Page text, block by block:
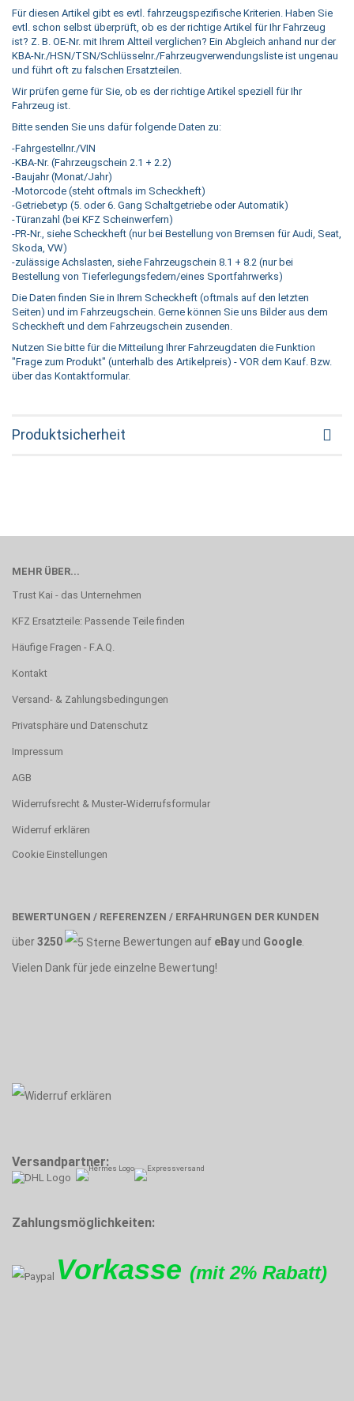
Für diesen Artikel gibt es evtl. fahrzeugspezifische Kriterien. Haben Sie
evtl. schon selbst überprüft, ob es der richtige Artikel für Ihr Fahrzeug
ist? Z. B. OE-Nr. mit Ihrem Altteil verglichen? Ein Abgleich anhand nur der
KBA-Nr./HSN/TSN/Schlüsselnr./Fahrzeugverwendungsliste ist ungenau
und führt oft zu falschen Ersatzteilen.
Wir prüfen gerne für Sie, ob es der richtige Artikel speziell für Ihr
Fahrzeug ist.
Bitte senden Sie uns dafür folgende Daten zu:
-Fahrgestellnr./VIN
-KBA-Nr. (Fahrzeugschein 2.1 + 2.2)
-Baujahr (Monat/Jahr)
-Motorcode (steht oftmals im Scheckheft)
-Getriebetyp (5. oder 6. Gang Schaltgetriebe oder Automatik)
-Türanzahl (bei KFZ Scheinwerfern)
-PR-Nr., siehe Scheckheft (nur bei Bestellung von Bremsen für Audi, Seat,
Skoda, VW)
-zulässige Achslasten, siehe Fahrzeugschein 8.1 + 8.2 (nur bei
Bestellung von Tieferlegungsfedern/eines Sportfahrwerks)
Die Daten finden Sie in Ihrem Scheckheft (oftmals auf den letzten
Seiten) und im Fahrzeugschein. Gerne können Sie uns Bilder aus dem
Scheckheft und dem Fahrzeugschein zusenden.
Nutzen Sie bitte für die Mitteilung Ihrer Fahrzeugdaten die Funktion
"Frage zum Produkt" (unterhalb des Artikelpreis) - VOR dem Kauf. Bzw.
über das Kontaktformular.
Produktsicherheit
MEHR ÜBER...
Trust Kai - das Unternehmen
KFZ Ersatzteile: Passende Teile finden
Häufige Fragen - F.A.Q.
Kontakt
Versand- & Zahlungsbedingungen
Privatsphäre und Datenschutz
Impressum
AGB
Widerrufsrecht & Muster-Widerrufsformular
Widerruf erklären
Cookie Einstellungen
BEWERTUNGEN / REFERENZEN / ERFAHRUNGEN DER KUNDEN
über3250 Bewertungen auf eBayund Google
Vielen Dank für jede einzelne Bewertung!
Versandpartner:
Zahlungsmöglichkeiten:
Vorkasse (mit 2% Rabatt)